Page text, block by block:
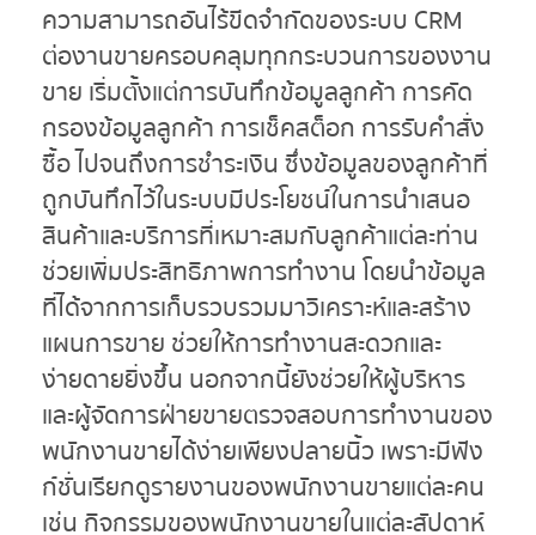
ความสามารถอันไร้ขีดจำกัดของระบบ CRM
ต่องานขายครอบคลุมทุกกระบวนการของงาน
ขาย เริ่มตั้งแต่การบันทึกข้อมูลลูกค้า การคัด
กรองข้อมูลลูกค้า การเช็คสต็อก การรับคำสั่ง
ซื้อ ไปจนถึงการชำระเงิน ซึ่งข้อมูลของลูกค้าที่
ถูกบันทึกไว้ในระบบมีประโยชน์ในการนำเสนอ
สินค้าและบริการที่เหมาะสมกับลูกค้าแต่ละท่าน
ช่วยเพิ่มประสิทธิภาพการทำงาน โดยนำข้อมูล
ที่ได้จากการเก็บรวบรวมมาวิเคราะห์และสร้าง
แผนการขาย ช่วยให้การทำงานสะดวกและ
ง่ายดายยิ่งขึ้น นอกจากนี้ยังช่วยให้ผู้บริหาร
และผู้จัดการฝ่ายขายตรวจสอบการทำงานของ
พนักงานขายได้ง่ายเพียงปลายนิ้ว เพราะมีฟัง
ก์ชั่นเรียกดูรายงานของพนักงานขายแต่ละคน
เช่น กิจกรรมของพนักงานขายในแต่ละสัปดาห์